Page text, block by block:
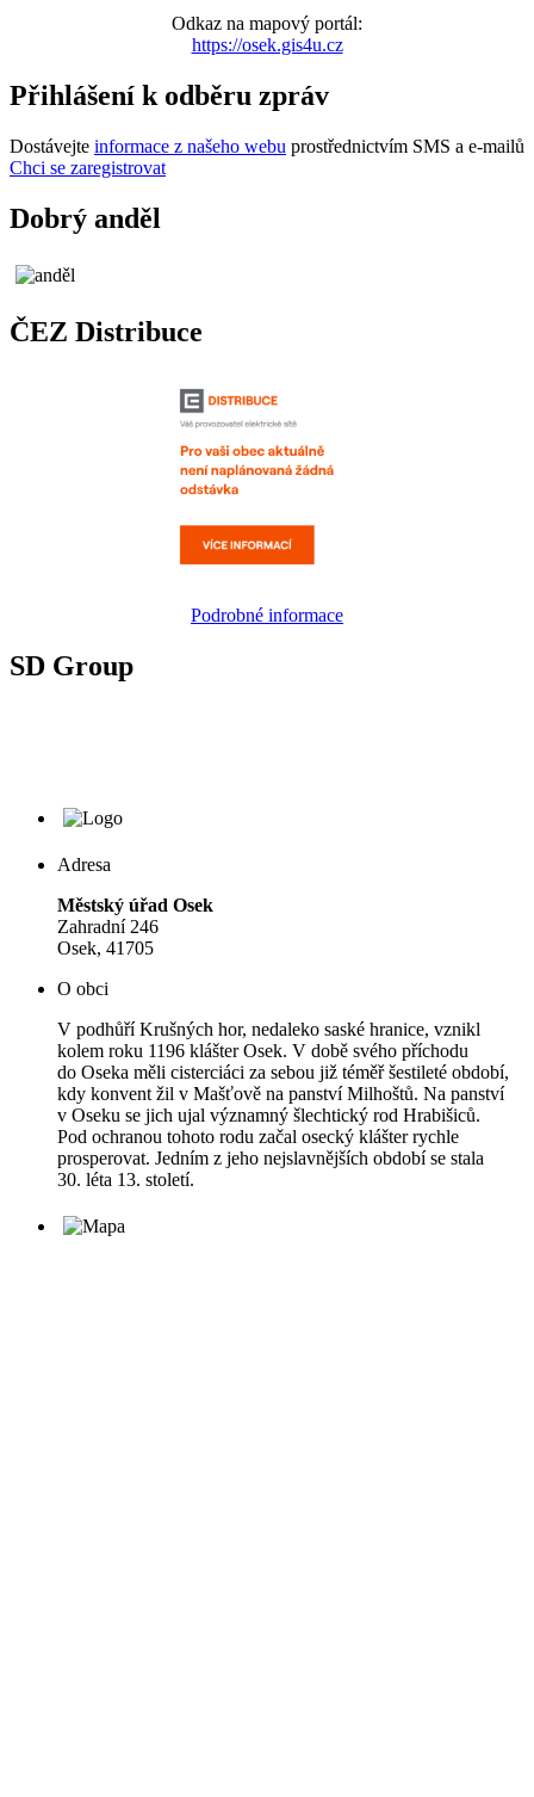
Odkaz na mapový portál:
https://osek.gis4u.cz
Přihlášení k odběru zpráv
Dostávejte informace z našeho webu prostřednictvím SMS a e-mailů
Chci se zaregistrovat
Dobrý anděl
ČEZ Distribuce
Podrobné informace
SD Group
Adresa
Městský úřad Osek
Zahradní 246
Osek, 41705
O obci
V podhůří Krušných hor, nedaleko saské hranice, vznikl
kolem roku 1196 klášter Osek. V době svého příchodu
do Oseka měli cisterciáci za sebou již téměř šestileté období,
kdy konvent žil v Mašťově na panství Milhoštů. Na panství
v Oseku se jich ujal významný šlechtický rod Hrabišiců.
Pod ochranou tohoto rodu začal osecký klášter rychle
prosperovat. Jedním z jeho nejslavnějších období se stala
30. léta 13. století.